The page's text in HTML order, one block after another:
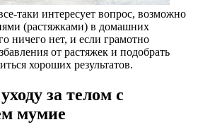
таки интересует вопрос, возможно
(растяжками) в домашних
ничего нет, и если грамотно
от растяжек и подобрать
хороших результатов.
за телом с
мумие